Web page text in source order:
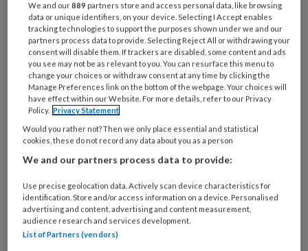
uitingen tijdens het consult waren van het kind
afkomstig.
De onderzoekers gingen op zoek naar
factoren die samenhingen met het praten van
het kind. In de eerste plaats bleek de opstelling
van belang: wanneer kind, ouder en dokter een
driehoek vormden kwam het kind meer aan het
woord dan wanneer ouder en kind naast elkaar
zaten.
Als de ouder of verzorger vroeg in het consult
zijn zorgen op tafel kon leggen, kwam het kind
meer aan het woord dan wanneer het kind als
eerste gevraagd werd om te vertellen waarom
We and our889 partners store and access personal data, like browsing
data or unique identifiers, on your device. Selecting I Accept enables
tracking technologies to support the purposes shown under we and our
partners process data to provide. Selecting Reject All or withdrawing your
consent will disable them. If trackers are disabled, some content and ads
you see may not be as relevant to you. You can resurface this menu to
change your choices or withdraw consent at any time by clicking the
Manage Preferences link on the bottom of the webpage. Your choices will
have effect within our Website. For more details, refer to our Privacy
Policy. Privacy Statement
Would you rather not? Then we only place essential and statistical
cookies, these do not record any data about you as a person
We and our partners process data to provide:
Use precise geolocation data. Actively scan device characteristics for
identification. Store and/or access information on a device. Personalised
advertising and content, advertising and content measurement,
audience research and services development.
List of Partners (vendors)